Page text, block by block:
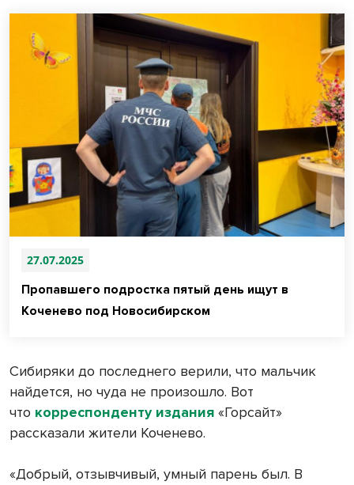
27.07.2025
Пропавшего подростка пятый день ищут в
Коченево под Новосибирском
Сибиряки до последнего верили, что мальчик
найдется, но чуда не произошло. Вот
что корреспонденту издания «Горсайт»
рассказали жители Коченево.
«Добрый, отзывчивый, умный парень был. В